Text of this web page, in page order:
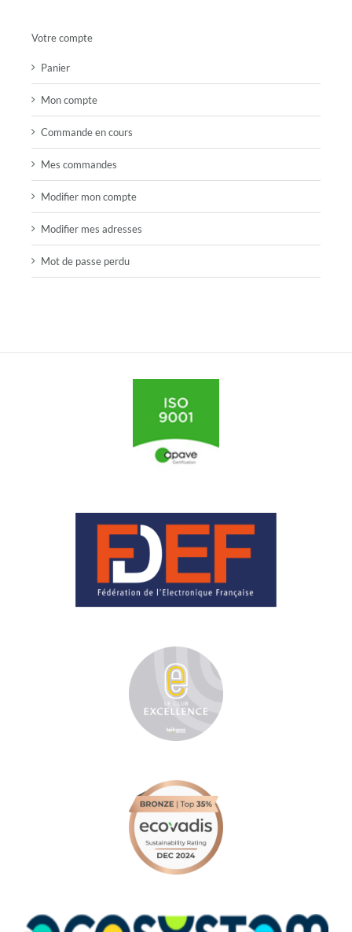
Votre compte
Panier
Mon compte
Commande en cours
Mes commandes
Modifier mon compte
Modifier mes adresses
Mot de passe perdu